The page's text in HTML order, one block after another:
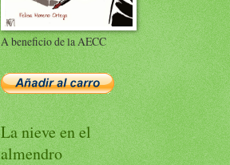
A beneficio de la AECC
La nieve en el
almendro